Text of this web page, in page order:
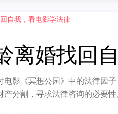
离婚找回
电影《冥想公园》中的法律因
产分割，寻求法律咨询的必要性